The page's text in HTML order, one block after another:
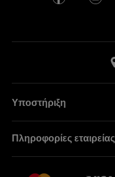
Υποστήριξη
Πληροφορίες εταιρείας